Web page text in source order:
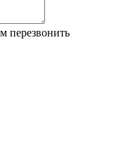
перезвонить